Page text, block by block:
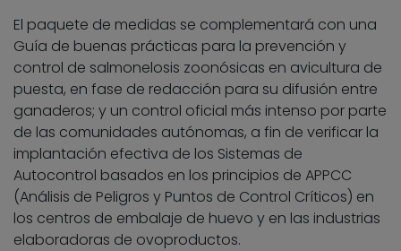
El paquete de medidas se complementará con una
Guía de buenas prácticas para la prevención y
control de salmonelosis zoonósicas en avicultura de
puesta, en fase de redacción para su difusión entre
ganaderos; y un control oficial más intenso por parte
de las comunidades autónomas, a fin de verificar la
implantación efectiva de los Sistemas de
Autocontrol basados en los principios de APPCC
(Análisis de Peligros y Puntos de Control Críticos) en
los centros de embalaje de huevo y en las industrias
elaboradoras de ovoproductos.